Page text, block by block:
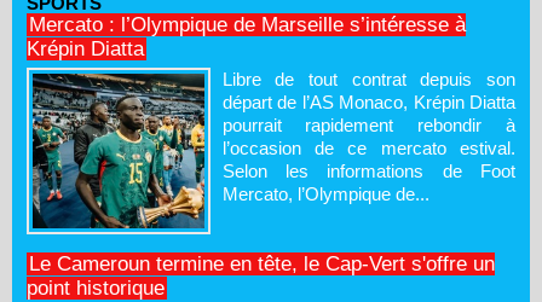
Mercato : l’Olympique de Marseille s’intéresse à
Krépin Diatta
Libre de tout contrat depuis son
départ de l’AS Monaco, Krépin Diatta
pourrait rapidement rebondir à
l’occasion de ce mercato estival.
Selon les informations de Foot
Mercato, l’Olympique de...
Le Cameroun termine en tête, le Cap-Vert s'offre un
point historique